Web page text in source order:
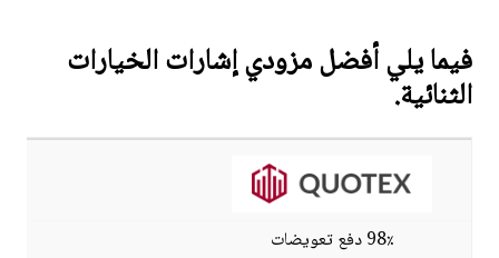
فيما يلي أفضل مزودي إشارات الخيارات
الثنائية.
98٪ دفع تعويضات